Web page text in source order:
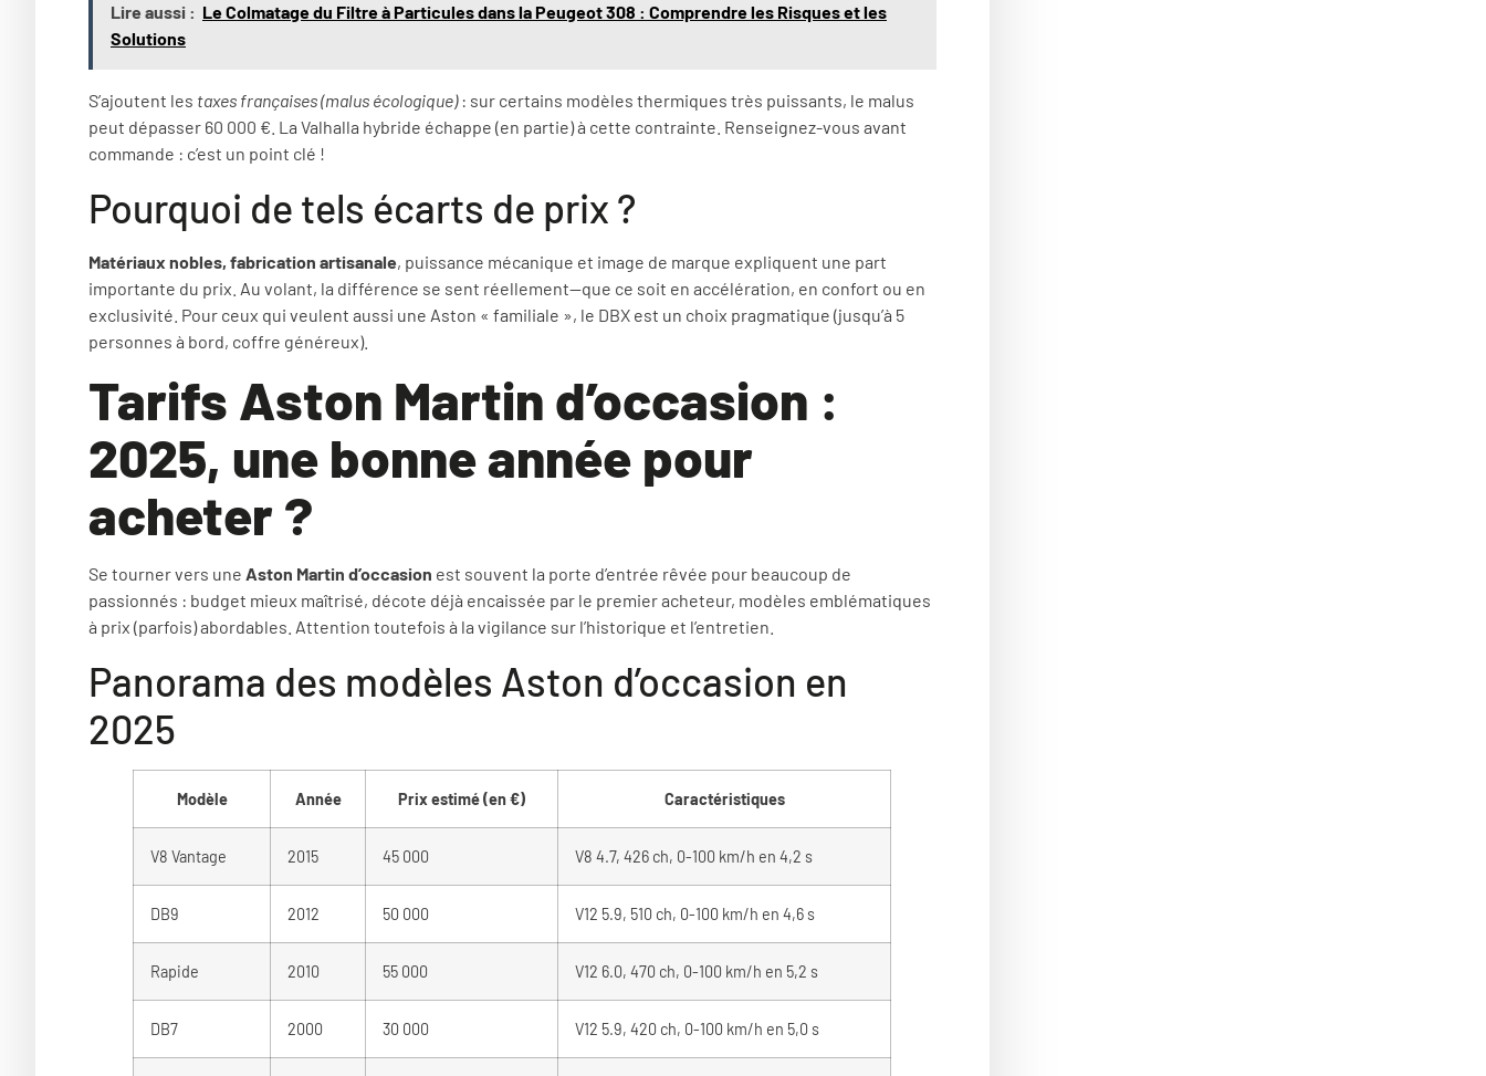
Lire aussi : Le Colmatage du Filtre à Particules dans la Peugeot 308 : Comprendre les Risques et les
Solutions
S’ajoutent les taxes françaises (malus écologique): sur certains modèles thermiques très puissants, le malus
peut dépasser 60 000 €. La Valhalla hybride échappe (en partie) à cette contrainte. Renseignez-vous avant
commande : c’est un point clé !
Pourquoi de tels écarts de prix ?
Matériaux nobles, fabrication artisanale, puissance mécanique et image de marque expliquent une part
importante du prix. Au volant, la différence se sent réellement—que ce soit en accélération, en confort ou en
exclusivité. Pour ceux qui veulent aussi une Aston « familiale », le DBX est un choix pragmatique (jusqu’à 5
personnes à bord, coffre généreux).
Tarifs Aston Martin d’occasion :
2025, une bonne année pour
acheter ?
Se tourner vers une Aston Martin d’occasion est souvent la porte d’entrée rêvée pour beaucoup de
passionnés : budget mieux maîtrisé, décote déjà encaissée par le premier acheteur, modèles emblématiques
à prix (parfois) abordables. Attention toutefois à la vigilance sur l’historique et l’entretien.
Panorama des modèles Aston d’occasion en
2025
Modèle Année Prix estimé (en €) Caractéristiques
V8 Vantage 2015 45 000 V8 4.7, 426 ch, 0-100 km/h en 4,2 s
DB9 2012 50 000 V12 5.9, 510 ch, 0-100 km/h en 4,6 s
Rapide 2010 55 000 V12 6.0, 470 ch, 0-100 km/h en 5,2 s
DB7 2000 30 000 V12 5.9, 420 ch, 0-100 km/h en 5,0 s